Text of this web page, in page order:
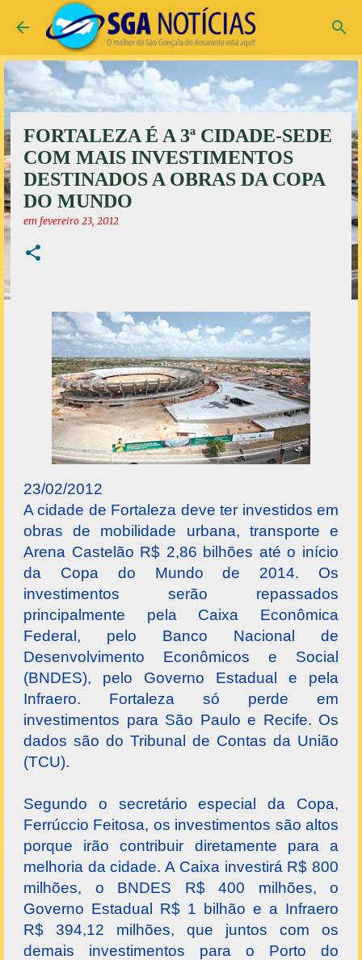
Pular para o conteúdo principal
FORTALEZA É A 3ª CIDADE-SEDE
COM MAIS INVESTIMENTOS
DESTINADOS A OBRAS DA COPA
DO MUNDO
em fevereiro 23, 2012
23/02/2012
A cidade de Fortaleza deve ter investidos em
obras de mobilidade urbana, transporte e
Arena Castelão R$ 2,86 bilhões até o início
da Copa do Mundo de 2014. Os
investimentos serão repassados
principalmente pela Caixa Econômica
Federal, pelo Banco Nacional de
Desenvolvimento Econômicos e Social
(BNDES), pelo Governo Estadual e pela
Infraero. Fortaleza só perde em
investimentos para São Paulo e Recife. Os
dados são do Tribunal de Contas da União
(TCU).
Segundo o secretário especial da Copa,
Ferrúccio Feitosa, os investimentos são altos
porque irão contribuir diretamente para a
melhoria da cidade. A Caixa investirá R$ 800
milhões, o BNDES R$ 400 milhões, o
Governo Estadual R$ 1 bilhão e a Infraero
R$ 394,12 milhões, que juntos com os
demais investimentos para o Porto do